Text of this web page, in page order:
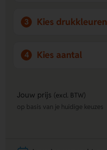
3 Kies drukkleuren
4 Kies aantal
Jouw prijs (excl. BTW)
op basis van je huidige keuzes